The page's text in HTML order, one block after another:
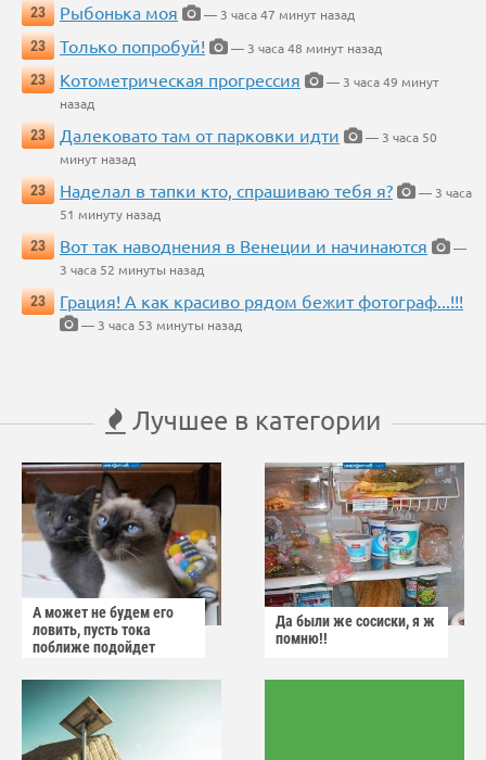
23
Рыбонька моя
— 3 часа 47 минут назад
23
Только попробуй!
— 3 часа 48 минут назад
23
Котометрическая прогрессия
— 3 часа 49 минут
назад
23
Далековато там от парковки идти
— 3 часа 50
минут назад
23
Наделал в тапки кто, спрашиваю тебя я?
— 3 часа
51 минуту назад
23
Вот так наводнения в Венеции и начинаются
—
3 часа 52 минуты назад
23
Грация! А как красиво рядом бежит фотограф...!!!
— 3 часа 53 минуты назад
Лучшее в категории
А может не будем его
ловить, пусть тока
поближе подойдет
Да были же сосиски, я ж
помню!!